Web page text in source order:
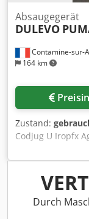
Contamine-sur-
164 km
Absaugegerät
DULEVO
Zustand:
Codjug U Iropfx
Durch